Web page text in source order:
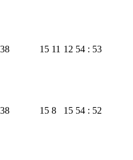
38 15 11 12 54 : 53
38 15 8 15 54 : 52